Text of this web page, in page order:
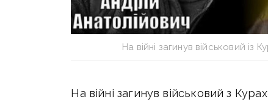
На війні загинув військовий
На війні загинув військовий з